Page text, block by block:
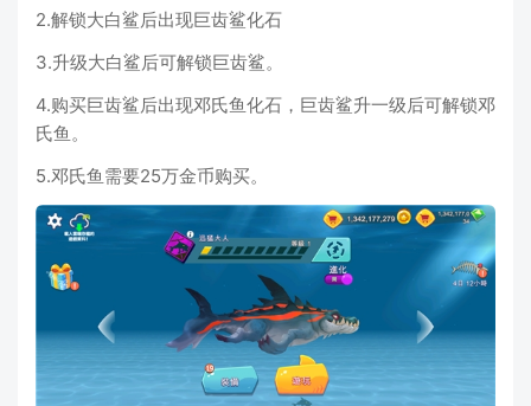
2.解锁大白鲨后出现巨齿鲨化石
3.升级大白鲨后可解锁巨齿鲨。
4.购买巨齿鲨后出现邓氏鱼化石，巨齿鲨升一级后可解锁邓
氏鱼。
5.邓氏鱼需要25万金币购买。